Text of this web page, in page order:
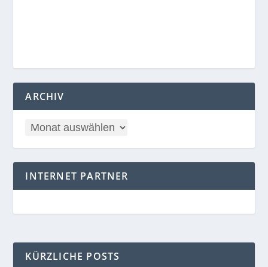
ARCHIV
INTERNET PARTNER
KÜRZLICHE POSTS